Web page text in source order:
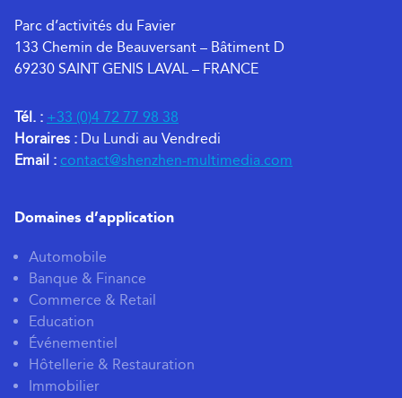
Parc d’activités du Favier
133 Chemin de Beauversant – Bâtiment D
69230 SAINT GENIS LAVAL – FRANCE
Tél. : +33 (0)4 72 77 98 38
Horaires : Du Lundi au Vendredi
Email : contact@shenzhen-multimedia.com
Domaines d’application
Automobile
Banque & Finance
Commerce & Retail
Education
Événementiel
Hôtellerie & Restauration
Immobilier